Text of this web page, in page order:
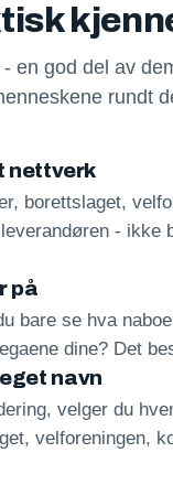
en god del av
rundt
nettverk
borettslaget,
- ikke
på
bare se hva
dine? Det
navn
velger du
velforeningen,